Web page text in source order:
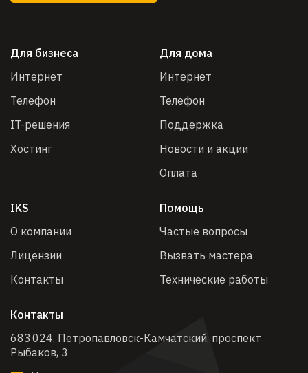
Для бизнеса
Интернет
Телефон
IT-решения
Хостинг
Для дома
Интернет
Телефон
Поддержка
Новости и акции
Оплата
IKS
О компании
Лицензии
Контакты
Помощь
Частые вопросы
Вызвать мастера
Технические работы
Контакты
683 024, Петропавловск-Камчатский, проспект
Рыбаков, 3​